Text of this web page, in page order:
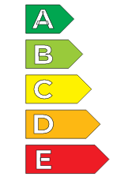
A
B
C
D
E